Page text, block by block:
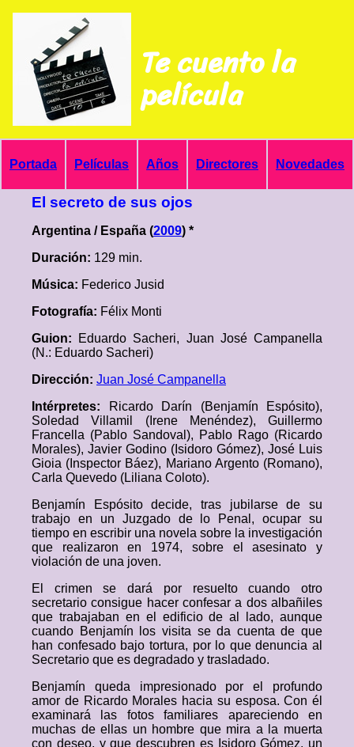
Te cuento la
película
Portada Películas Años Directores Novedades
El secreto de sus ojos
Argentina / España (2009) *
Duración: 129 min.
Música: Federico Jusid
Fotografía: Félix Monti
Guion: Eduardo Sacheri, Juan José Campanella
(N.: Eduardo Sacheri)
Dirección: Juan José Campanella
Intérpretes:
Ricardo Darín (Benjamín Espósito),
Soledad Villamil (Irene Menéndez), Guillermo
Francella (Pablo Sandoval), Pablo Rago (Ricardo
Morales), Javier Godino (Isidoro Gómez), José Luis
Gioia (Inspector Báez), Mariano Argento (Romano),
Carla Quevedo (Liliana Coloto).
Benjamín Espósito decide, tras jubilarse de su
trabajo en un Juzgado de lo Penal, ocupar su
tiempo en escribir una novela sobre la investigación
que realizaron en 1974, sobre el asesinato y
violación de una joven.
El crimen se dará por resuelto cuando otro
secretario consigue hacer confesar a dos albañiles
que trabajaban en el edificio de al lado, aunque
cuando Benjamín los visita se da cuenta de que
han confesado bajo tortura, por lo que denuncia al
Secretario que es degradado y trasladado.
Benjamín queda impresionado por el profundo
amor de Ricardo Morales hacia su esposa. Con él
examinará las fotos familiares apareciendo en
muchas de ellas un hombre que mira a la muerta
con deseo, y que descubren es Isidoro Gómez, un